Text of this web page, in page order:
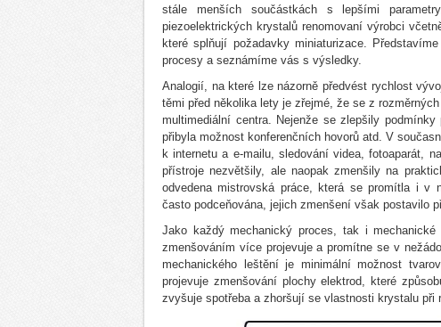
stále menších součástkách s lepšími
piezoelektrických krystalů renomovaní výrobci
které splňují požadavky miniaturizace.
procesy a seznámíme vás s výsledky.
Analogií, na které lze názorně předvést rychlost
těmi před několika lety je zřejmé, že se z
multimediální centra. Nejenže se zlepšily
přibyla možnost konferenčních hovorů atd. V
k internetu a e-mailu, sledování videa, fotoaparát,
přístroje nezvětšily, ale naopak zmenšily na
odvedena mistrovská práce, která se promítla i v
často podceňována, jejich zmenšení však postavilo
Jako každý mechanický proces, tak i
zmenšováním více projevuje a promítne se v
mechanického leštění je minimální možnost
projevuje zmenšování plochy elektrod, které
zvyšuje spotřeba a zhoršují se vlastnosti krystalu při